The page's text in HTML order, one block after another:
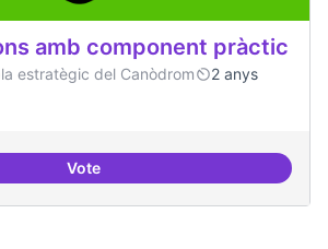
amb component pràctic
estratègic del Canòdrom
2 anys
VoteInvestigacions amb component